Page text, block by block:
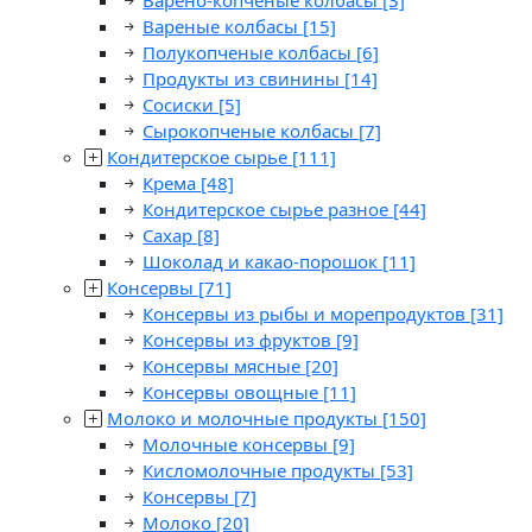
Вареные колбасы [15]
Полукопченые колбасы [6]
Продукты из свинины [14]
Сосиски [5]
Сырокопченые колбасы [7]
Кондитерское сырье [111]
Крема [48]
Кондитерское сырье разное [44]
Сахар [8]
Шоколад и какао-порошок [11]
Консервы [71]
Консервы из рыбы и морепродуктов [31]
Консервы из фруктов [9]
Консервы мясные [20]
Консервы овощные [11]
Молоко и молочные продукты [150]
Молочные консервы [9]
Кисломолочные продукты [53]
Консервы [7]
Молоко [20]